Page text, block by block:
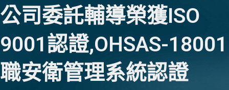
公司委託輔導榮獲ISO
9001認證,OHSAS-18001
職安衛管理系統認證